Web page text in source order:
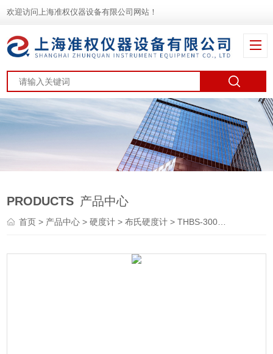
欢迎访问上海准权仪器设备有限公司网站！
PRODUCTS 产品中心
首页> 产品中心 >硬度计 >布氏硬度计 > THBS-3000XP-AZF全自动布氏硬度计